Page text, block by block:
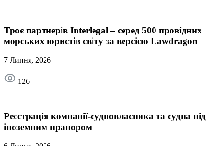
Троє партнерів Interlegal – серед 500 провідних
морських юристів світу за версією Lawdragon
7 Липня, 2026
126
Реєстрація компанії-судновласника та судна під
іноземним прапором